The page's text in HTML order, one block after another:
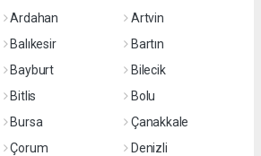
Ardahan
Artvin
Balıkesir
Bartın
Bayburt
Bilecik
Bitlis
Bolu
Bursa
Çanakkale
Çorum
Denizli